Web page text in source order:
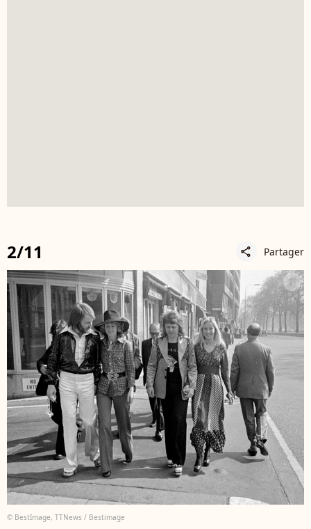
2/11 share Partager
© BestImage, TTNews / Bestimage